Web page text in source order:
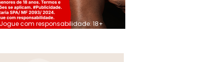
Jogue com responsabilidade. 18+